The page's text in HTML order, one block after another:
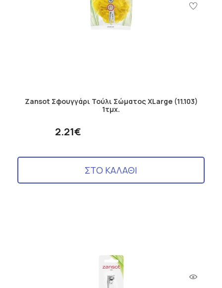
Zansot Σφουγγάρι Τούλι Σώματος XLarge (11.103)
1τμχ.
2.21€
ΣΤΟ ΚΑΛΑΘΙ